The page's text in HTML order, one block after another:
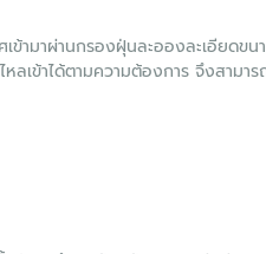
มาผ่านกรองฝุ่นละอองละเอียดขน
ลเข้าได้ตามความต้องการ จึงสาม